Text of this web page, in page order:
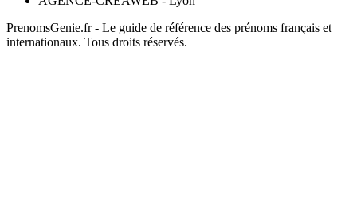
PrenomsGenie.fr - Le guide de référence des prénoms français et
internationaux. Tous droits réservés.